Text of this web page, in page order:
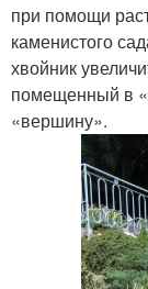
при помощи
каменистого
хвойник
помещенный в
«вершину».